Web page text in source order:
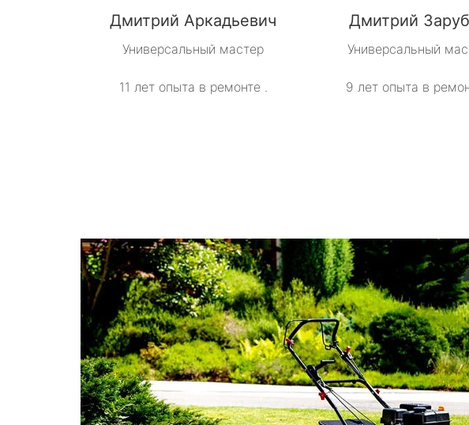
Дмитрий Аркадьевич
Универсальный мастер
11 лет опыта в ремонте .
Дмитрий
Универсальный
9 лет опыта в